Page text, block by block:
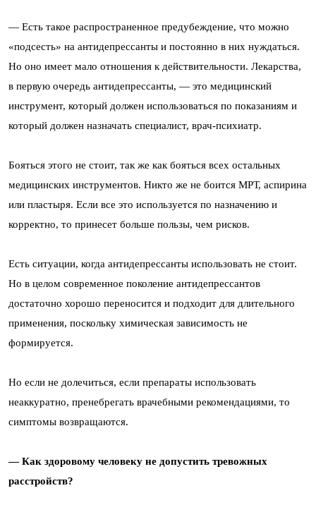
— Есть такое распространенное предубеждение, что можно
«подсесть» на антидепрессанты и постоянно в них нуждаться.
Но оно имеет мало отношения к действительности. Лекарства,
в первую очередь антидепрессанты, — это медицинский
инструмент, который должен использоваться по показаниям и
который должен назначать специалист, врач-психиатр.
Бояться этого не стоит, так же как бояться всех остальных
медицинских инструментов. Никто же не боится МРТ, аспирина
или пластыря. Если все это используется по назначению и
корректно, то принесет больше пользы, чем рисков.
Есть ситуации, когда антидепрессанты использовать не стоит.
Но в целом современное поколение антидепрессантов
достаточно хорошо переносится и подходит для длительного
применения, поскольку химическая зависимость не
формируется.
Но если не долечиться, если препараты использовать
неаккуратно, пренебрегать врачебными рекомендациями, то
симптомы возвращаются.
— Как здоровому человеку не допустить тревожных
расстройств?